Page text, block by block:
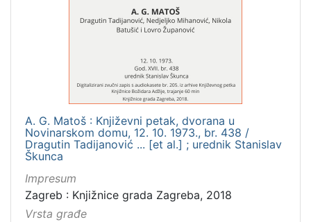
Usmeni izvori
Knjige za djecu i mladež
Digitalna zbirka Zaprešića
Knjige
Notni zapisi
A. G. Matoš : Književni petak, dvorana u
Novinarskom domu, 12. 10. 1973., br. 438 /
Dragutin Tadijanović ... [et al.] ; urednik Stanislav
Škunca
Impresum
Zagreb : Knjižnice grada Zagreba, 2018
Vrsta građe